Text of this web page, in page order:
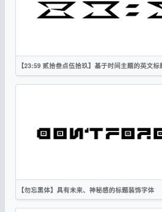
作者声明
【23:59 贰拾叁点伍拾玖】基于时间主题的英文
英文
科技
【勿忘黑体】具有未来、神秘感的标题装饰字体
英文